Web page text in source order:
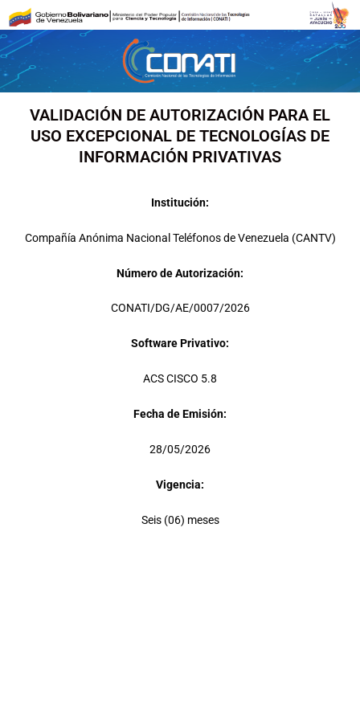
contenido
VALIDACIÓN DE AUTORIZACIÓN PARA EL
USO EXCEPCIONAL DE TECNOLOGÍAS DE
INFORMACIÓN PRIVATIVAS
Institución:
Compañía Anónima Nacional Teléfonos de Venezuela (CANTV)
Número de Autorización:
CONATI/DG/AE/0007/2026
Software Privativo:
ACS CISCO 5.8
Fecha de Emisión:
28/05/2026
Vigencia:
Seis (06) meses